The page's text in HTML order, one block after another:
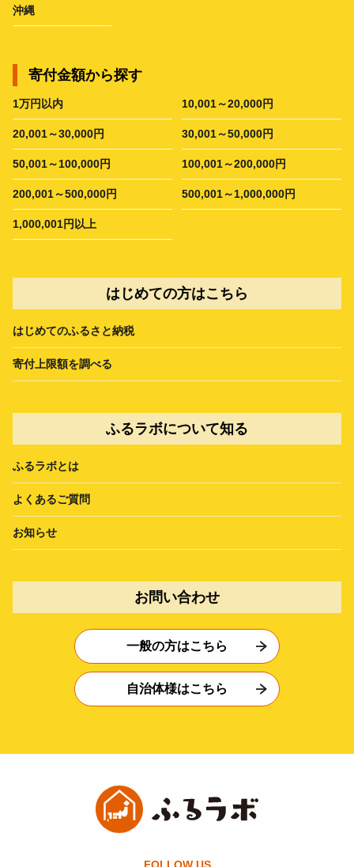
沖縄
寄付金額から探す
1万円以内 10,001～20,000円
20,001～30,000円 30,001～50,000円
50,001～100,000円 100,001～200,000円
200,001～500,000円 500,001～1,000,000円
1,000,001円以上
はじめての方はこちら
はじめてのふるさと納税
寄付上限額を調べる
ふるラボについて知る
ふるラボとは
よくあるご質問
お知らせ
お問い合わせ
一般の方はこちら
自治体様はこちら